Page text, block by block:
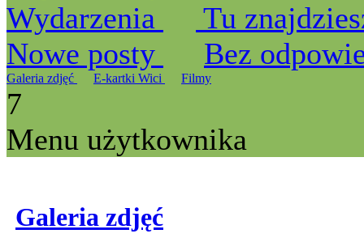
Wydarzenia
Tu
Nowe posty
Bez
Galeria zdjęć E-kartki Wici Filmy
7
Menu użytkownika
Galeria zdjęć